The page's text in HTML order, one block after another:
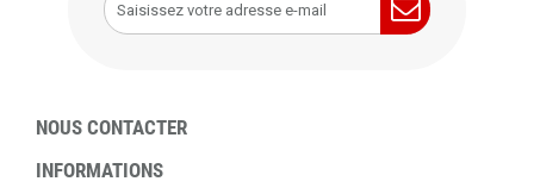
NOUS CONTACTER
INFORMATIONS